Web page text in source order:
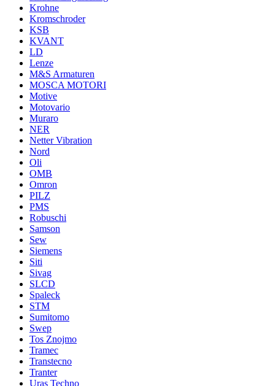
Krohne
Kromschroder
KSB
KVANT
LD
Lenze
M&S Armaturen
MOSCA MOTORI
Motive
Motovario
Muraro
NER
Netter Vibration
Nord
Oli
OMB
Omron
PILZ
PMS
Robuschi
Samson
Sew
Siemens
Siti
Sivag
SLCD
Spaleck
STM
Sumitomo
Swep
Tos Znojmo
Tramec
Transtecno
Tranter
Uras Techno